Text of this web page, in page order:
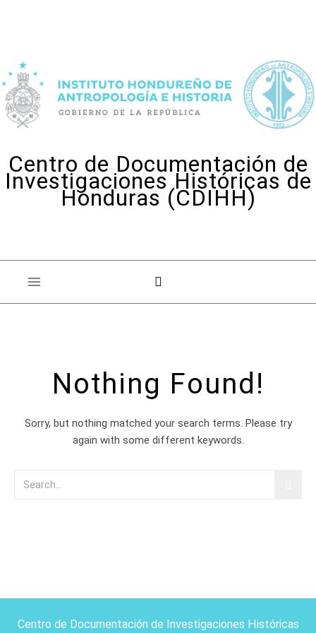
Centro de Documentación de
Investigaciones Históricas de
Honduras (CDIHH)
Nothing Found!
Sorry, but nothing matched your search terms. Please try
again with some different keywords.
Centro de Documentación de Investigaciones Históricas